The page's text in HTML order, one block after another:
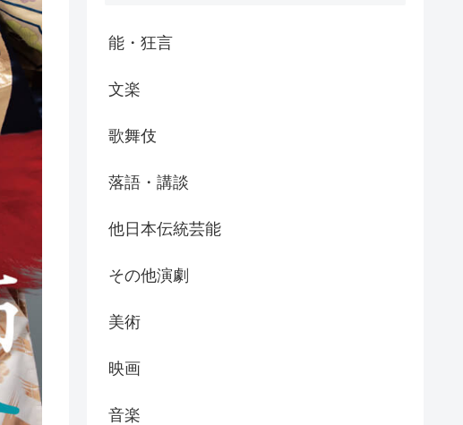
能・狂言
文楽
歌舞伎
落語・講談
他日本伝統芸能
その他演劇
美術
映画
音楽